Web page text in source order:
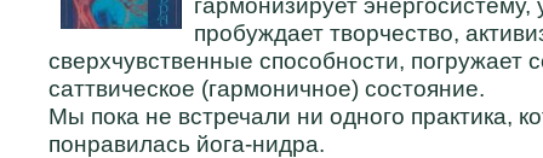
пробуждает творчество,
сверхчувственные способности, погружает
саттвическое (гармоничное) состояние.
Мы пока не встречали ни одного практика,
понравилась йога-нидра.